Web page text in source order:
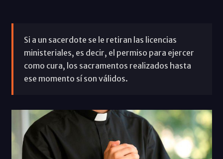
Si a un sacerdote se le retiran las licencias
ministeriales, es decir, el permiso para ejercer
como cura, los sacramentos realizados hasta
ese momento sí son válidos.